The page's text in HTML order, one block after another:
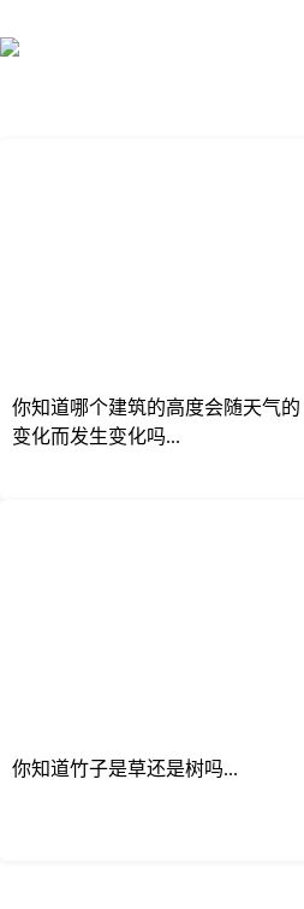
你知道哪个建筑的高度会随天气的
变化而发生变化吗...
你知道竹子是草还是树吗...